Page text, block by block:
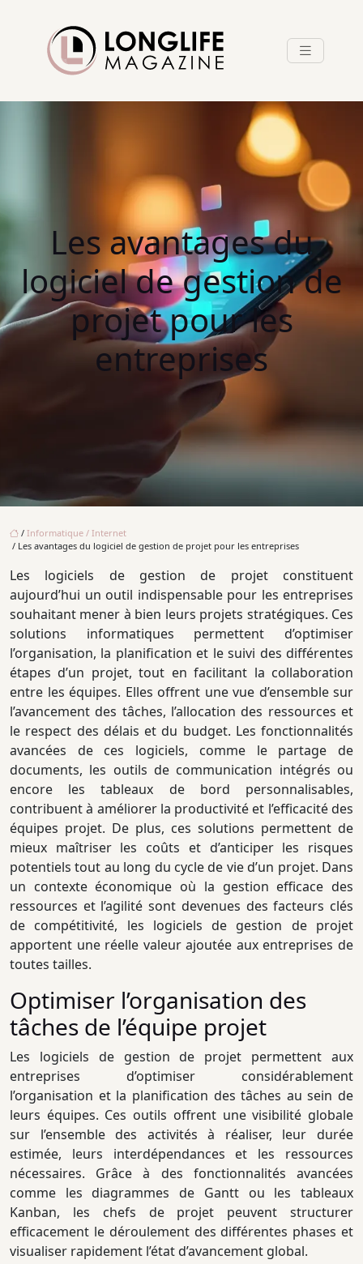
Les avantages du
logiciel de gestion de
projet pour les
entreprises
/ Informatique / Internet
/ Les avantages du logiciel de gestion de projet pour les entreprises
Les logiciels de gestion de projet constituent
aujourd’hui un outil indispensable pour les entreprises
souhaitant mener à bien leurs projets stratégiques. Ces
solutions informatiques permettent d’optimiser
l’organisation, la planification et le suivi des différentes
étapes d’un projet, tout en facilitant la collaboration
entre les équipes. Elles offrent une vue d’ensemble sur
l’avancement des tâches, l’allocation des ressources et
le respect des délais et du budget. Les fonctionnalités
avancées de ces logiciels, comme le partage de
documents, les outils de communication intégrés ou
encore les tableaux de bord personnalisables,
contribuent à améliorer la productivité et l’efficacité des
équipes projet. De plus, ces solutions permettent de
mieux maîtriser les coûts et d’anticiper les risques
potentiels tout au long du cycle de vie d’un projet. Dans
un contexte économique où la gestion efficace des
ressources et l’agilité sont devenues des facteurs clés
de compétitivité, les logiciels de gestion de projet
apportent une réelle valeur ajoutée aux entreprises de
toutes tailles.
Optimiser l’organisation des
tâches de l’équipe projet
Les logiciels de gestion de projet permettent aux
entreprises d’optimiser considérablement
l’organisation et la planification des tâches au sein de
leurs équipes. Ces outils offrent une visibilité globale
sur l’ensemble des activités à réaliser, leur durée
estimée, leurs interdépendances et les ressources
nécessaires. Grâce à des fonctionnalités avancées
comme les diagrammes de Gantt ou les tableaux
Kanban, les chefs de projet peuvent structurer
efficacement le déroulement des différentes phases et
visualiser rapidement l’état d’avancement global.